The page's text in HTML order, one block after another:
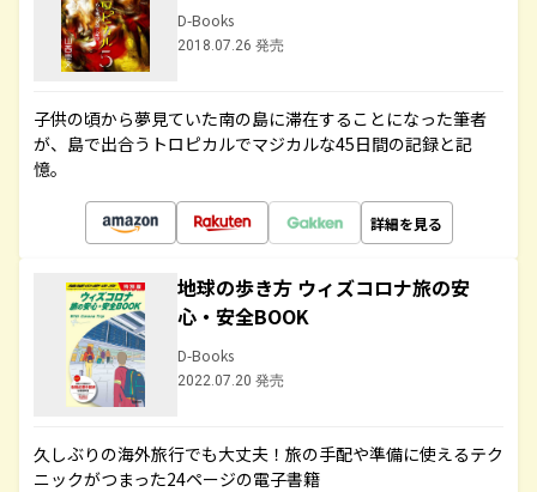
D-Books
2018.07.26 発売
子供の頃から夢見ていた南の島に滞在することになった筆者
が、島で出合うトロピカルでマジカルな45日間の記録と記
憶。
詳細を見る
地球の歩き方 ウィズコロナ旅の安
心・安全BOOK
D-Books
2022.07.20 発売
久しぶりの海外旅行でも大丈夫！旅の手配や準備に使えるテク
ニックがつまった24ページの電子書籍